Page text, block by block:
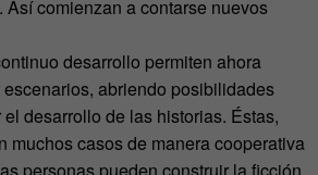
comienzan a contarse nuevos
desarrollo permiten ahora
abriendo posibilidades
desarrollo de las historias. Éstas,
muchos casos de manera cooperativa
personas pueden construir la ficción